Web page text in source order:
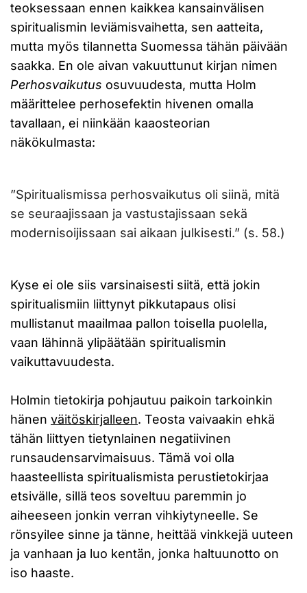
teoksessaan ennen kaikkea kansainvälisen
spiritualismin leviämisvaihetta, sen aatteita,
mutta myös tilannetta Suomessa tähän päivään
saakka. En ole aivan vakuuttunut kirjan nimen
Perhosvaikutus osuvuudesta, mutta Holm
määrittelee perhosefektin hivenen omalla
tavallaan, ei niinkään kaaosteorian
näkökulmasta:
”Spiritualismissa perhosvaikutus oli siinä, mitä
se seuraajissaan ja vastustajissaan sekä
modernisoijissaan sai aikaan julkisesti.” (s. 58.)
Kyse ei ole siis varsinaisesti siitä, että jokin
spiritualismiin liittynyt pikkutapaus olisi
mullistanut maailmaa pallon toisella puolella,
vaan lähinnä ylipäätään spiritualismin
vaikuttavuudesta.
Holmin tietokirja pohjautuu paikoin tarkoinkin
hänen väitöskirjalleen. Teosta vaivaakin ehkä
tähän liittyen tietynlainen negatiivinen
runsaudensarvimaisuus. Tämä voi olla
haasteellista spiritualismista perustietokirjaa
etsivälle, sillä teos soveltuu paremmin jo
aiheeseen jonkin verran vihkiytyneelle. Se
rönsyilee sinne ja tänne, heittää vinkkejä uuteen
ja vanhaan ja luo kentän, jonka haltuunotto on
iso haaste.